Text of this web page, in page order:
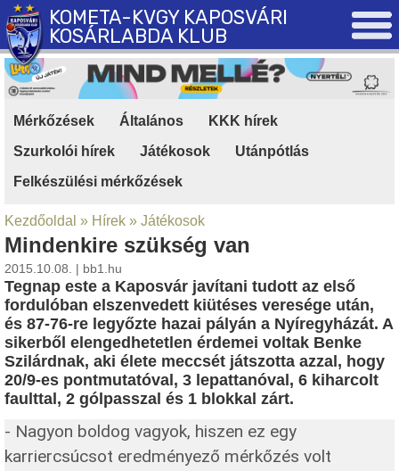
KOMETA-KVGY KAPOSVÁRI
KOSÁRLABDA KLUB
Mérkőzések Általános KKK hírek
Szurkolói hírek
Játékosok Utánpótlás
Felkészülési mérkőzések
Kezdőoldal » Hírek » Játékosok
Mindenkire szükség van
2015.10.08. | bb1.hu
Tegnap este a Kaposvár javítani tudott az első
fordulóban elszenvedett kiütéses veresége után,
és 87-76-re legyőzte hazai pályán a Nyíregyházát. A
sikerből elengedhetetlen érdemei voltak Benke
Szilárdnak, aki élete meccsét játszotta azzal, hogy
20/9-es pontmutatóval, 3 lepattanóval, 6 kiharcolt
faulttal, 2 gólpasszal és 1 blokkal zárt.
- Nagyon boldog vagyok, hiszen ez egy
karriercsúcsot eredményező mérkőzés volt